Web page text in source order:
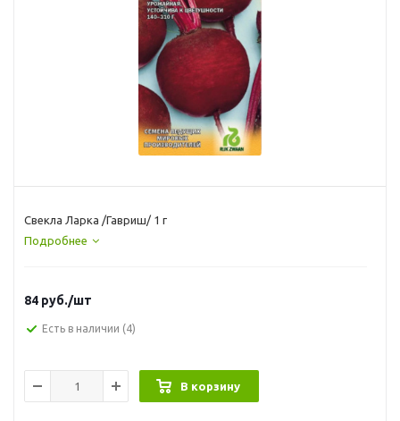
Свекла Ларка /Гавриш/ 1 г
Подробнее
84 руб./шт
Есть в наличии (4)
В корзину